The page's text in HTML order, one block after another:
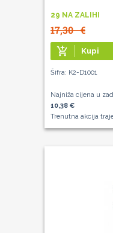
29 NA ZALIHI
17,30€
add_shopping_cart Kupi
Šifra: K2-D1001
Najniža cijena u
10,38 €
Trenutna akcija